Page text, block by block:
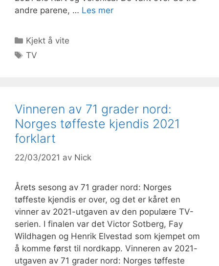
andre parene, … Les mer
Kategorier
Kjekt å vite
Stikkord
TV
Vinneren av 71 grader nord:
Norges tøffeste kjendis 2021
forklart
22/03/2021 av Nick
Årets sesong av 71 grader nord: Norges
tøffeste kjendis er over, og det er kåret en
vinner av 2021-utgaven av den populære TV-
serien. I finalen var det Victor Sotberg, Fay
Wildhagen og Henrik Elvestad som kjempet om
å komme først til nordkapp. Vinneren av 2021-
utgaven av 71 grader nord: Norges tøffeste